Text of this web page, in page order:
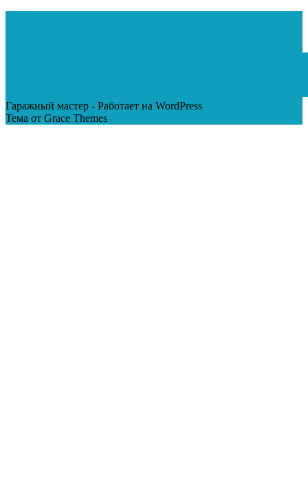
Гаражный мастер - Работает на WordPress
Тема от Grace Themes